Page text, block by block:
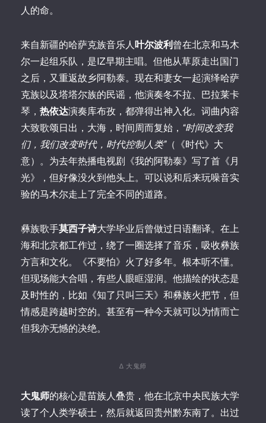
人的命。
来自新疆的哈萨克族音乐人叶尔波利 曾在北京和马木
尔一起组乐队，是IZ早期主唱。但他从草原走出国门
之后，又重返故乡阿勒泰。现在和妻女一起演绎哈萨
克族以及塔塔尔族的民谣，他演奏冬不拉、巴拉莱卡
琴， 热依达演奏库布孜，都弹得出神入化。词曲内容
大致歌颂日出，大海，时间周而复始， “时间改变我
们，我们改变时代，时代控制人类”（《时代》大
意）。为去年热播电视剧《我的阿勒泰》写了首《月
光》，但好像没火到他头上。可以说和后来玩噪音实
验的马木尔走上了完全不同的道路。
彝族歌手莫西子诗大学毕业后曾做过日语翻译。在上
海和北京都工作过，绕了一圈选择了音乐，吸收彝族
方言和文化。《不要怕》火了好多年。根本听不懂。
但现场能大合唱，有些人眼眶湿润。他描绘的状态是
及时性的，比如《知了只叫三天》和彝族火把节，但
情感是跨越时空的。甚至有一种今天就可以为情而亡
但我亦无憾的决绝。
∆ 大鬼师
大鬼师的核心是苗族人叠贵，他在北京中央民族大学
读了个人类学硕士，然后就返回贵州黔东南了。出过